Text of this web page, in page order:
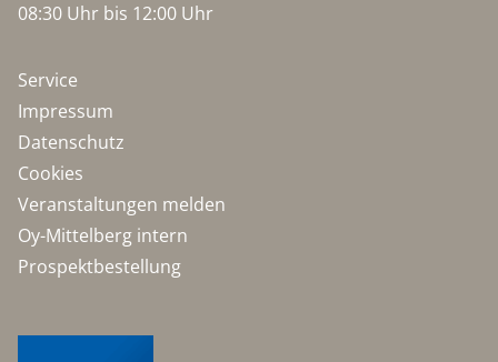
08:30 Uhr bis 12:00 Uhr
Service
Impressum
Datenschutz
Cookies
Veranstaltungen melden
Oy-Mittelberg intern
Prospektbestellung